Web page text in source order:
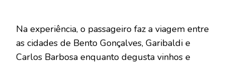
Na experiência, o passageiro faz a viagem entre
as cidades de Bento Gonçalves, Garibaldi e
Carlos Barbosa enquanto degusta vinhos e